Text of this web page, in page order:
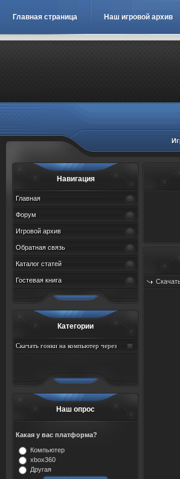
Главная страница Наш игровой архив
Навигация
Главная
Форум
Игровой архив
Обратная связь
Каталог статей
Гостевая книга
Категории
Скачать гонки на компьютер через
Наш опрос
Какая у вас платформа?
Компьютер
xbox360
Другая